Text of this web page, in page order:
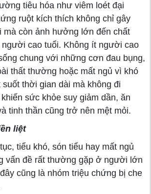
tiêu hóa như viêm loét đại
ruột kích thích không chỉ gây
mà còn ảnh hưởng lớn đến chất
người cao tuổi. Không ít người cao
chung với những cơn đau bụng,
thất thường hoặc mất ngủ vì khó
thời gian dài mà không đi
sức khỏe suy giảm dần, ăn
tinh thần cũng trở nên mệt mỏi.
liệt
tiểu khó, són tiểu hay mất ngủ
vấn đề rất thường gặp ở người lớn
cũng là nhóm triệu chứng bị che